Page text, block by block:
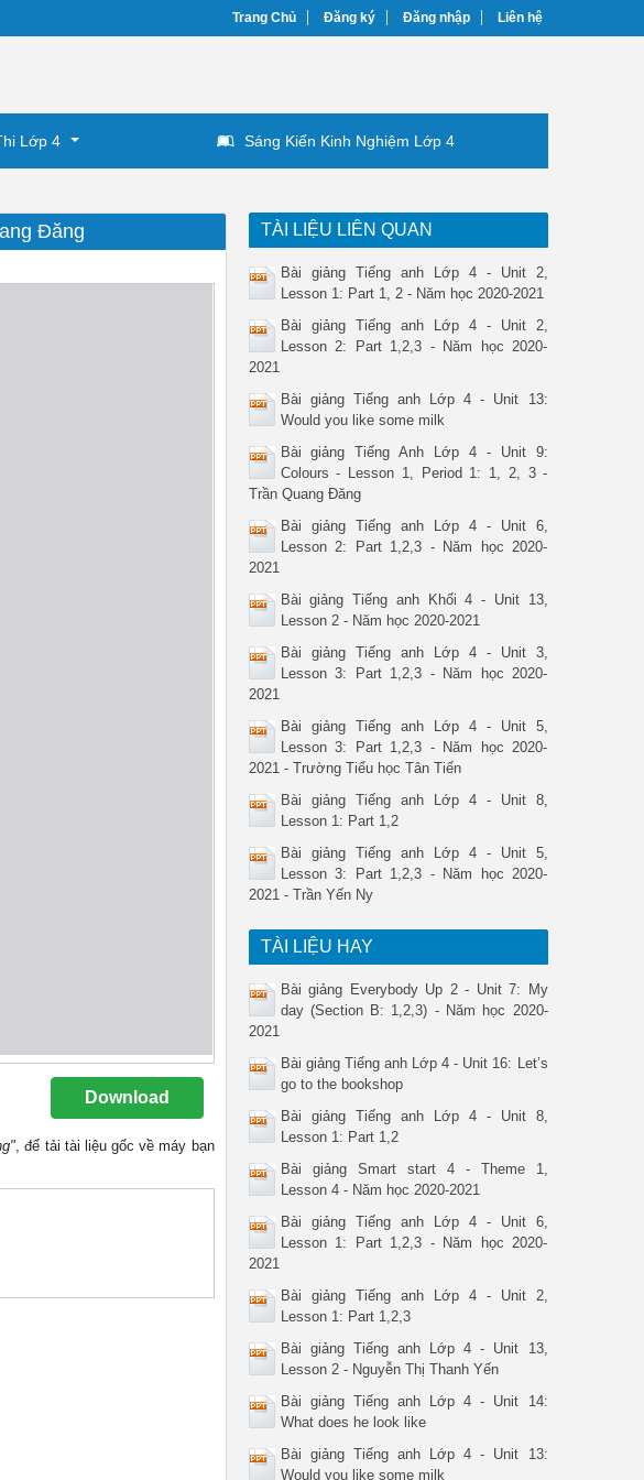
Trang Chủ Đăng ký Đăng nhập Liên hệ
Lớp 4 Sáng Kiến Kinh Nghiệm Lớp 4
Đăng
Download
, để tải tài liệu gốc về máy bạn
TÀI LIỆU LIÊN QUAN
Bài giảng Tiếng anh Lớp 4 - Unit 2,
Lesson 1: Part 1, 2 - Năm học 2020-2021
Bài giảng Tiếng anh Lớp 4 - Unit 2,
Lesson 2: Part 1,2,3 - Năm học 2020-
2021
Bài giảng Tiếng anh Lớp 4 - Unit 13:
Would you like some milk
Bài giảng Tiếng Anh Lớp 4 - Unit 9:
Colours - Lesson 1, Period 1: 1, 2, 3 -
Trần Quang Đăng
Bài giảng Tiếng anh Lớp 4 - Unit 6,
Lesson 2: Part 1,2,3 - Năm học 2020-
2021
Bài giảng Tiếng anh Khối 4 - Unit 13,
Lesson 2 - Năm học 2020-2021
Bài giảng Tiếng anh Lớp 4 - Unit 3,
Lesson 3: Part 1,2,3 - Năm học 2020-
2021
Bài giảng Tiếng anh Lớp 4 - Unit 5,
Lesson 3: Part 1,2,3 - Năm học 2020-
2021 - Trường Tiểu học Tân Tiến
Bài giảng Tiếng anh Lớp 4 - Unit 8,
Lesson 1: Part 1,2
Bài giảng Tiếng anh Lớp 4 - Unit 5,
Lesson 3: Part 1,2,3 - Năm học 2020-
2021 - Trần Yến Ny
TÀI LIỆU HAY
Bài giảng Everybody Up 2 - Unit 7: My
day (Section B: 1,2,3) - Năm học 2020-
2021
Bài giảng Tiếng anh Lớp 4 - Unit 16: Let’s
go to the bookshop
Bài giảng Tiếng anh Lớp 4 - Unit 8,
Lesson 1: Part 1,2
Bài giảng Smart start 4 - Theme 1,
Lesson 4 - Năm học 2020-2021
Bài giảng Tiếng anh Lớp 4 - Unit 6,
Lesson 1: Part 1,2,3 - Năm học 2020-
2021
Bài giảng Tiếng anh Lớp 4 - Unit 2,
Lesson 1: Part 1,2,3
Bài giảng Tiếng anh Lớp 4 - Unit 13,
Lesson 2 - Nguyễn Thị Thanh Yến
Bài giảng Tiếng anh Lớp 4 - Unit 14:
What does he look like
Bài giảng Tiếng anh Lớp 4 - Unit 13:
Would you like some milk